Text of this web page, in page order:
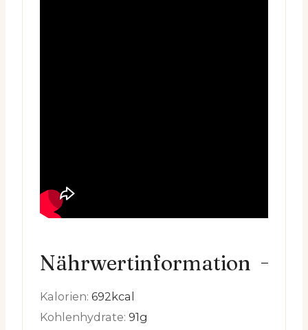
Nährwertinformation
Kalorien: 692 kcal
Kohlenhydrate: 91g